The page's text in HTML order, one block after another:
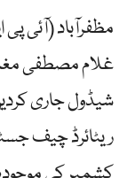
مظفرآباد (آئی
شیڈول جاری
ریٹائرڈ چیف